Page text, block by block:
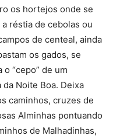
os hortejos onde se
réstia de cebolas ou
de centeal, ainda
os gados, se
“cepo” de um
Noite Boa. Deixa
caminhos, cruzes de
Alminhas pontuando
de Malhadinhas,